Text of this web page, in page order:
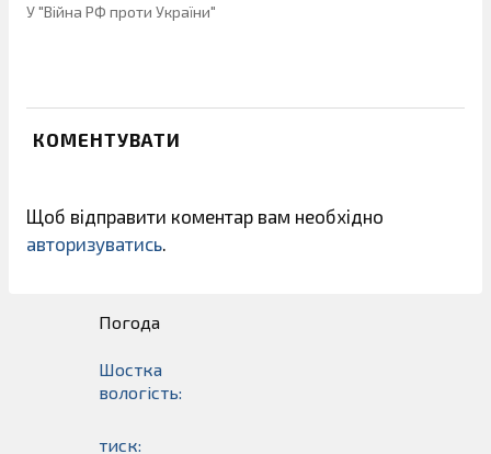
У "Війна РФ проти України"
КОМЕНТУВАТИ
Щоб відправити коментар вам необхідно
авторизуватись
Погода
Шостка
вологість:
тиск: